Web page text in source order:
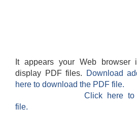
It appears your Web browser
display PDF files.
Download
here to download the PDF file.
Click here
file.